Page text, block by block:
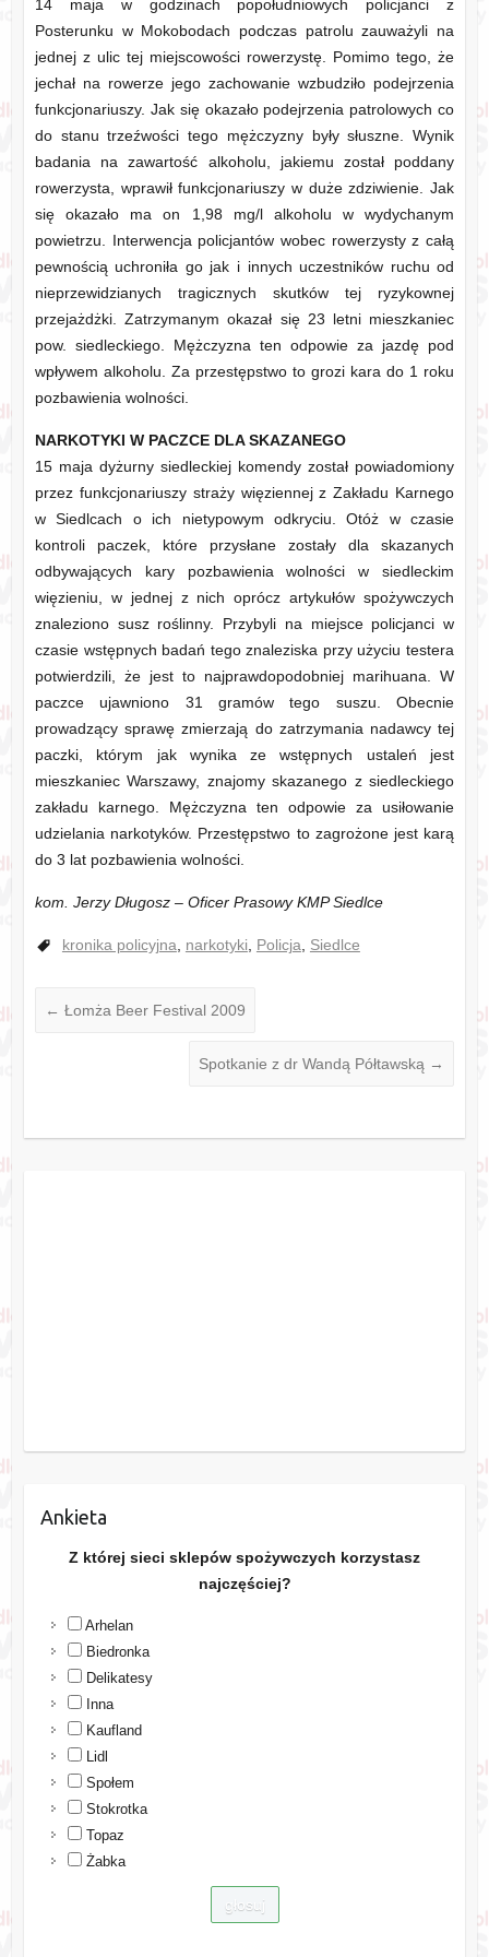
14 maja w godzinach popołudniowych policjanci z
Posterunku w Mokobodach podczas patrolu zauważyli na
jednej z ulic tej miejscowości rowerzystę. Pomimo tego, że
jechał na rowerze jego zachowanie wzbudziło podejrzenia
funkcjonariuszy. Jak się okazało podejrzenia patrolowych co
do stanu trzeźwości tego mężczyzny były słuszne. Wynik
badania na zawartość alkoholu, jakiemu został poddany
rowerzysta, wprawił funkcjonariuszy w duże zdziwienie. Jak
się okazało ma on 1,98 mg/l alkoholu w wydychanym
powietrzu. Interwencja policjantów wobec rowerzysty z całą
pewnością uchroniła go jak i innych uczestników ruchu od
nieprzewidzianych tragicznych skutków tej ryzykownej
przejażdżki. Zatrzymanym okazał się 23 letni mieszkaniec
pow. siedleckiego. Mężczyzna ten odpowie za jazdę pod
wpływem alkoholu. Za przestępstwo to grozi kara do 1 roku
pozbawienia wolności.
NARKOTYKI W PACZCE DLA SKAZANEGO
15 maja dyżurny siedleckiej komendy został powiadomiony
przez funkcjonariuszy straży więziennej z Zakładu Karnego
w Siedlcach o ich nietypowym odkryciu. Otóż w czasie
kontroli paczek, które przysłane zostały dla skazanych
odbywających kary pozbawienia wolności w siedleckim
więzieniu, w jednej z nich oprócz artykułów spożywczych
znaleziono susz roślinny. Przybyli na miejsce policjanci w
czasie wstępnych badań tego znaleziska przy użyciu testera
potwierdzili, że jest to najprawdopodobniej marihuana. W
paczce ujawniono 31 gramów tego suszu. Obecnie
prowadzący sprawę zmierzają do zatrzymania nadawcy tej
paczki, którym jak wynika ze wstępnych ustaleń jest
mieszkaniec Warszawy, znajomy skazanego z siedleckiego
zakładu karnego. Mężczyzna ten odpowie za usiłowanie
udzielania narkotyków. Przestępstwo to zagrożone jest karą
do 3 lat pozbawienia wolności.
kom. Jerzy Długosz – Oficer Prasowy KMP Siedlce
kronika policyjna, narkotyki, Policja, Siedlce
← Łomża Beer Festival 2009
Spotkanie z dr Wandą Półtawską →
Ankieta
Z której sieci sklepów spożywczych korzystasz
najczęściej?
Arhelan
Biedronka
Delikatesy
Inna
Kaufland
Lidl
Społem
Stokrotka
Topaz
Żabka